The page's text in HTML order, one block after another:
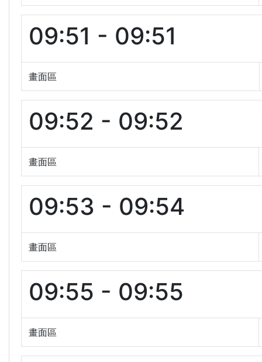
09:51 - 09:51
畫面區
09:52 - 09:52
畫面區
09:53 - 09:54
畫面區
09:55 - 09:55
畫面區